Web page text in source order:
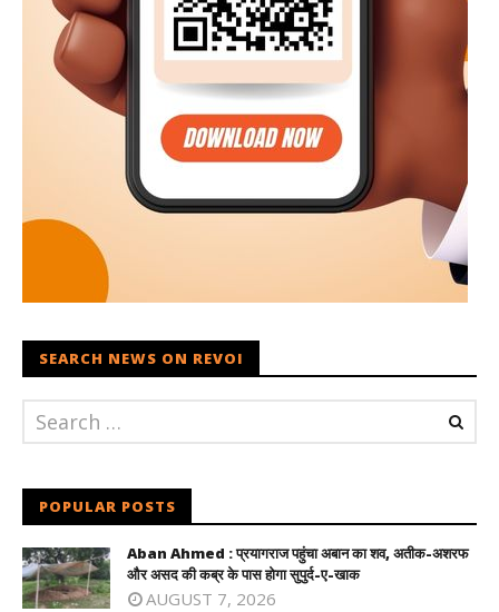
SEARCH NEWS ON REVOI
POPULAR POSTS
Aban Ahmed : प्रयागराज पहुंचा अबान का शव, अतीक-अशरफ
और असद की कब्र के पास होगा सुपुर्द-ए-खाक
AUGUST 7, 2026